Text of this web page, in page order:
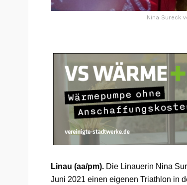
Nina Sureck
Linau (aa/pm). Die Linauerin Nina
Juni 2021 einen eigenen Triathlon in